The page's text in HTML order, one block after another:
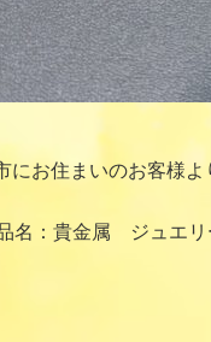
にお住まいのお客様
名：貴金属 ジュエ